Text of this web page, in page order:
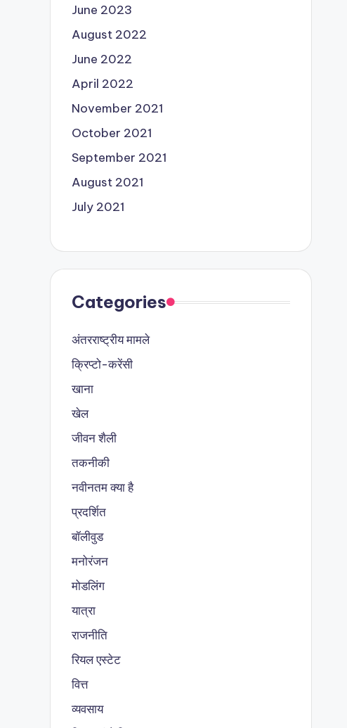
June 2023
August 2022
June 2022
April 2022
November 2021
October 2021
September 2021
August 2021
July 2021
Categories
अंतरराष्ट्रीय मामले
क्रिप्टो-करेंसी
खाना
खेल
जीवन शैली
तकनीकी
नवीनतम क्या है
प्रदर्शित
बॉलीवुड
मनोरंजन
मोडलिंग
यात्रा
राजनीति
रियल एस्टेट
वित्त
व्यवसाय